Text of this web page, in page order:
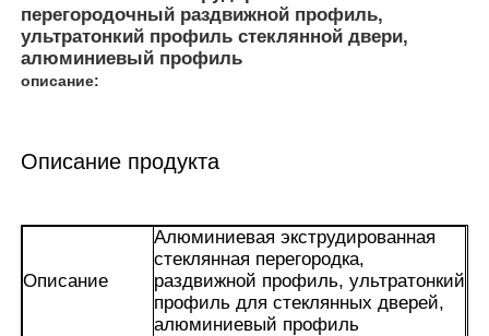
перегородочный раздвижной профиль,
ультратонкий профиль стеклянной двери,
алюминиевый профиль
описание:
Описание продукта
Описание
Алюминиевая экструдированная
стеклянная перегородка,
раздвижной профиль, ультратонкий
профиль для стеклянных дверей,
алюминиевый профиль